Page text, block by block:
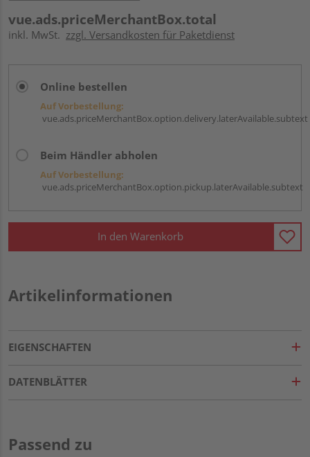
vue.ads.priceMerchantBox.total
inkl. MwSt. zzgl. Versandkosten für Paketdienst
Online bestellen
Auf Vorbestellung:
vue.ads.priceMerchantBox.option.delivery.laterAvailable.subtext
Beim Händler abholen
Auf Vorbestellung:
vue.ads.priceMerchantBox.option.pickup.laterAvailable.subtext
In den Warenkorb
Artikelinformationen
EIGENSCHAFTEN
DATENBLÄTTER
Passend zu